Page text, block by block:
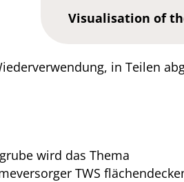
Visualisation of
in Teilen
wird das Thema
TWS